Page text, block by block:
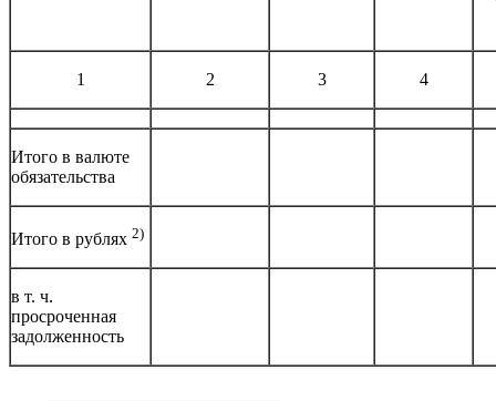
1 2 3 4
Итого в валюте
обязательства
Итого в рублях 2)
в т. ч.
просроченная
задолженность